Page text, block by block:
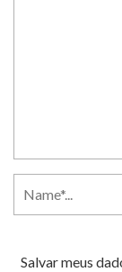
Salvar meus